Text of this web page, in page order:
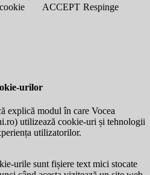
ACCEPT Respinge
urilor
explică modul în care Vocea
) utilizează cookie-uri și tehnologii
utilizatorilor.
urile sunt fișiere text mici stocate